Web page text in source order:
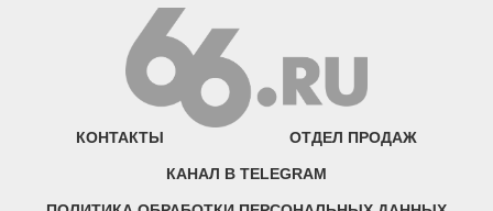
КОНТАКТЫ ОТДЕЛ ПРОДАЖ
КАНАЛ В TELEGRAM